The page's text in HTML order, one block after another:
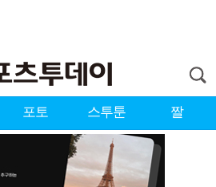
포토 스투툰 짤